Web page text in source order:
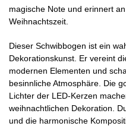
magische Note und erinnert
Weihnachtszeit.
Dieser Schwibbogen ist ein
Dekorationskunst. Er vereint
modernen Elementen und
besinnliche Atmosphäre. Die
Lichter der LED-Kerzen
weihnachtlichen Dekoration.
und die harmonische